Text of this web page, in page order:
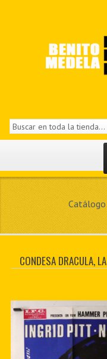
Catálogo
CONDESA DRACULA, LA